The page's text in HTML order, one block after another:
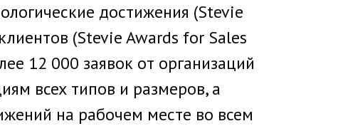
достижения (Stevie
(Stevie Awards for Sales
12 000 заявок от организаций
всех типов и размеров, а
на рабочем месте во всем